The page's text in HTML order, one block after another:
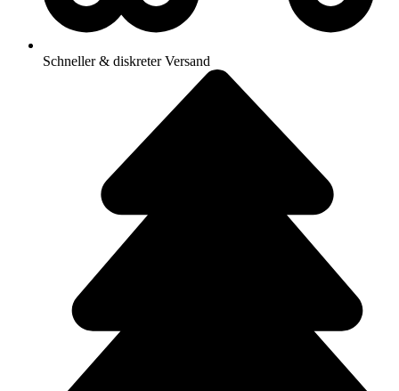
Schneller & diskreter Versand